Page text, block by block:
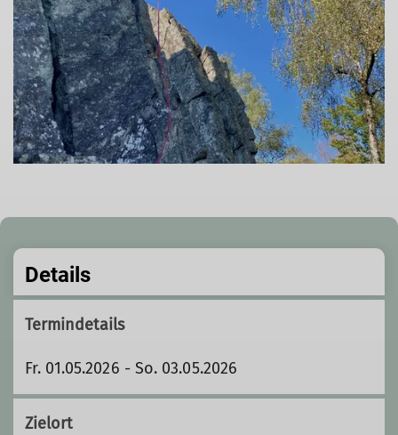
Details
Termindetails
Fr. 01.05.2026 - So. 03.05.2026
Zielort